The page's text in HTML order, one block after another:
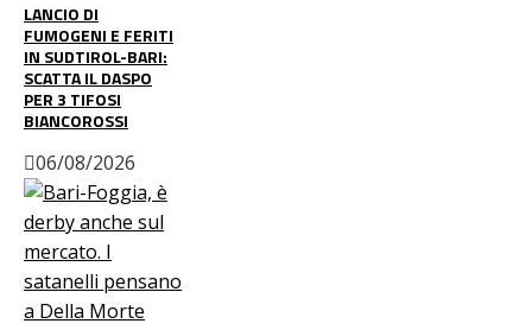
LANCIO DI
FUMOGENI E FERITI
IN SUDTIROL-BARI:
SCATTA IL DASPO
PER 3 TIFOSI
BIANCOROSSI
06/08/2026